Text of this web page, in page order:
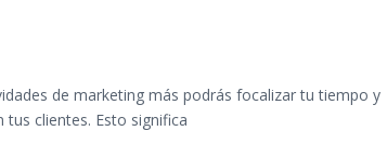
de marketing más podrás focalizar tu tiempo y
clientes. Esto significa